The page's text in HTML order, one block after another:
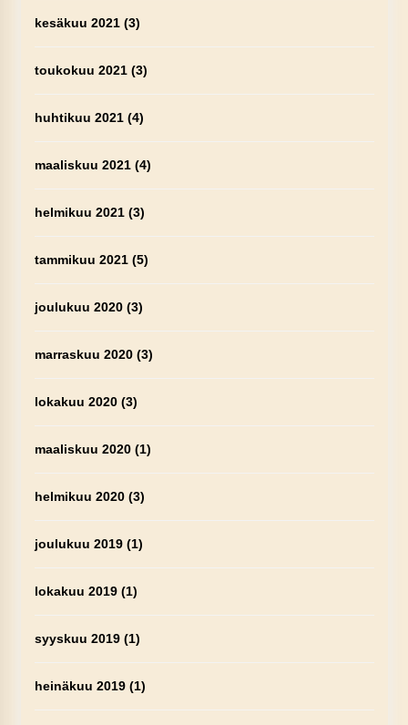
kesäkuu 2021(3)
toukokuu 2021(3)
huhtikuu 2021(4)
maaliskuu 2021(4)
helmikuu 2021(3)
tammikuu 2021(5)
joulukuu 2020(3)
marraskuu 2020(3)
lokakuu 2020(3)
maaliskuu 2020(1)
helmikuu 2020(3)
joulukuu 2019(1)
lokakuu 2019(1)
syyskuu 2019(1)
heinäkuu 2019(1)